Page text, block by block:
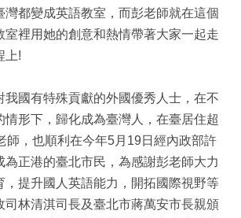
灣都變成英語教室，而彭老師就在這個
室裡用她的創意和熱情帶著大家一起走
上!
我國有特殊貢獻的外國優秀人士，在不
情形下，歸化成為臺灣人，在臺居住超
師，也順利在今年5月19日經內政部許
為正港的臺北市民，為感謝彭老師大力
，提升國人英語能力，開拓國際視野等
司林清淇司長及臺北市蔣萬安市長親頒